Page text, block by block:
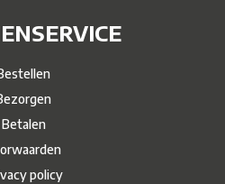
Betalen
policy